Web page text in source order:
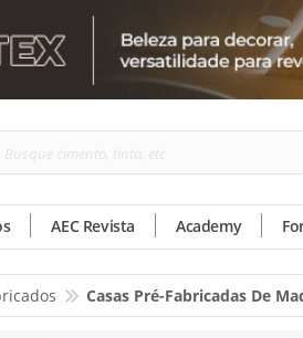
AEC Revista Academy
Casas Pré-Fabricadas De